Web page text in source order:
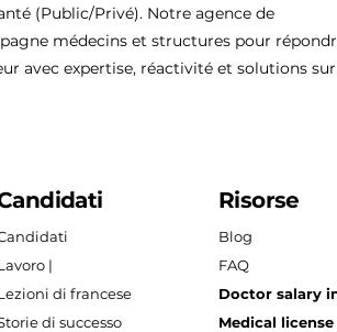
(Public/Privé). Notre agence de
médecins et structures pour
avec expertise, réactivité et solutions sur
|
di francese
di successo
Risorse
Blog
FAQ
Doctor salary
Medical